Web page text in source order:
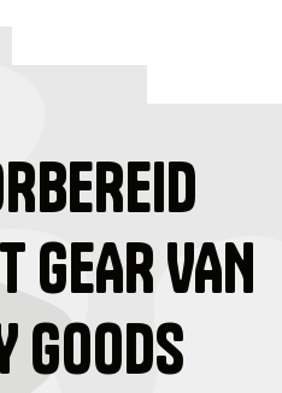
GEAR VAN
GOODS